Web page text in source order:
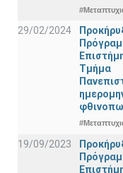
29/02/2024
Τμήμα
19/09/2023